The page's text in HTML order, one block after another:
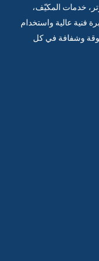
خدمات المكيّف،
فنية عالية واستخدام
وشفافة في كل